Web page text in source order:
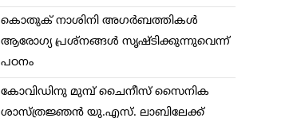
കൊതുക് നാശിനി അഗര്‍ബത്തികള്‍
ആരോഗ്യ പ്രശ്നങ്ങള്‍ സൃഷ്ടിക്കുന്നുവെന്ന്
പഠനം
കോവിഡിനു മുമ്പ് ചൈനീസ് സൈനിക
ശാസ്ത്രജ്ഞന്‍ യു.എസ്. ലാബിലേക്ക്